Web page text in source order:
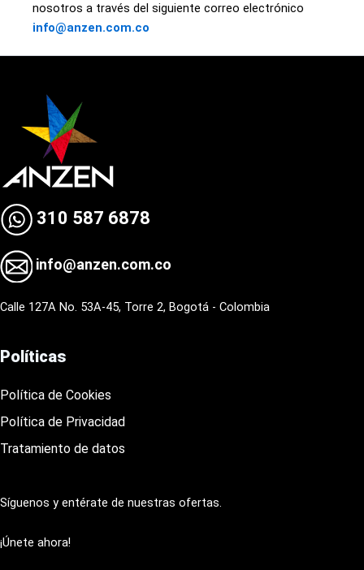
nosotros a través del siguiente correo electrónico
info@anzen.com.co
310 587 6878
info@anzen.com.co
Calle 127A No. 53A-45, Torre 2, Bogotá - Colombia
Políticas
Política de Cookies
Política de Privacidad
Tratamiento de datos
Síguenos y entérate de nuestras ofertas.
¡Únete ahora!